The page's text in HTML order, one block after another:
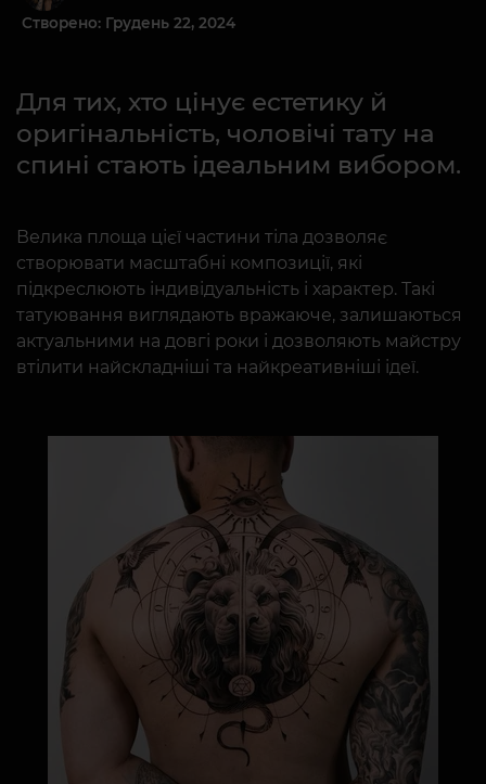
Створено: Грудень 22, 2024
Для тих, хто цінує естетику й
оригінальність, чоловічі тату на
спині стають ідеальним вибором.
Велика площа цієї частини тіла дозволяє
створювати масштабні композиції, які
підкреслюють індивідуальність і характер. Такі
татуювання виглядають вражаюче, залишаються
актуальними на довгі роки і дозволяють майстру
втілити найскладніші та найкреативніші ідеї.